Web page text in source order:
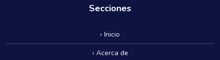
Secciones
› Inicio
› Acerca de